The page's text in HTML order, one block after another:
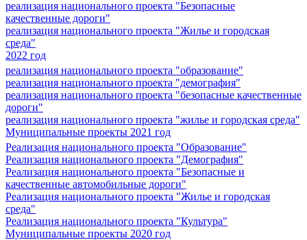
реализация национального проекта "Безопасные
качественные дороги"
реализация национального проекта "Жилье и городская
среда"
2022 год
реализация национального проекта "образование"
реализация национального проекта "демография"
реализация национального проекта "безопасные качественные
дороги"
реализация национального проекта "жилье и городская среда"
Муниципальные проекты 2021 год
Реализация национального проекта "Образование"
Реализация национального проекта "Демография"
Реализация национального проекта "Безопасные и
качественные автомобильные дороги"
Реализация национального проекта "Жилье и городская
среда"
Реализация национального проекта "Культура"
Муниципальные проекты 2020 год